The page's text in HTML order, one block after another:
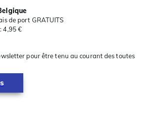
de port GRATUITS
4,95 €
pour être tenu au courant des toutes